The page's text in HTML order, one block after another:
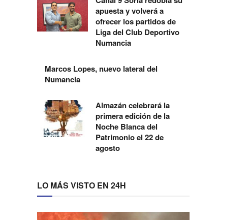
apuesta y volverá a
ofrecer los partidos de
Liga del Club Deportivo
Numancia
Marcos Lopes, nuevo lateral del
Numancia
Almazán celebrará la
primera edición de la
Noche Blanca del
Patrimonio el 22 de
agosto
LO MÁS VISTO EN 24H